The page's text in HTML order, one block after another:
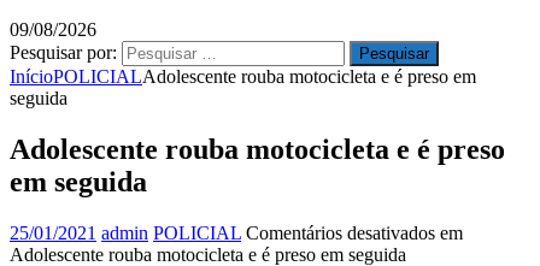
09/08/2026
Pesquisar por:
InícioPOLICIALAdolescente rouba motocicleta e é preso em
seguida
Adolescente rouba motocicleta e é preso
em seguida
25/01/2021 admin POLICIAL Comentários desativados em
Adolescente rouba motocicleta e é preso em seguida